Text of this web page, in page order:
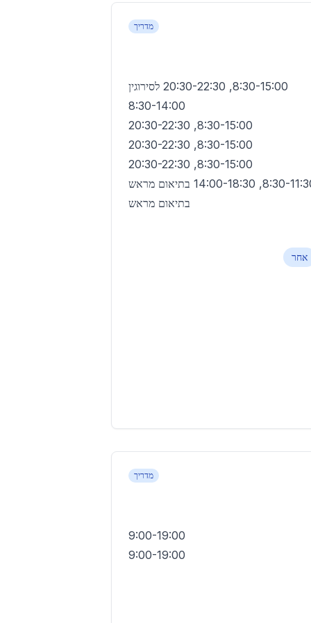
מדריך
8:30-15:00, 20:30-22:30 לסירוגין
8:30-14:00
8:30-15:00, 20:30-22:30
8:30-15:00, 20:30-22:30
8:30-15:00, 20:30-22:30
11:30, 14:00-18:30 בתיאום מראש
בתיאום מראש
אחר
מדריך
9:00-19:00
9:00-19:00